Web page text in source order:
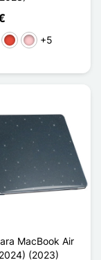
RojoRosa+5
MacBook Air
(2023)